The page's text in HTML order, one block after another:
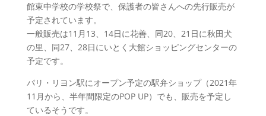
館東中学校の学校祭で、保護者の皆さんへの先行販売が
予定されています。
一般販売は11月13、14日に花善、同20、21日に秋田犬
の里、同27、28日にいとく大館ショッピングセンターの
予定です。
パリ・リヨン駅にオープン予定の駅弁ショップ（2021年
11月から、半年間限定のPOP UP）でも、販売を予定し
ているそうです。